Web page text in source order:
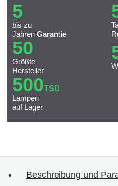
5
bis zu
Jahren Garantie
50
Größte
Hersteller
500TSD
Lampen
auf Lager
Beschreibung und